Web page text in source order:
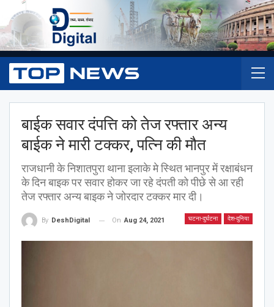
बाईक सवार दंपत्ति को तेज रफ्तार अन्य
बाईक ने मारी टक्कर, पत्नि की मौत
राजधानी के निशातपुरा थाना इलाके मे स्थित भानपुर में रक्षाबंधन
के दिन बाइक पर सवार होकर जा रहे दंपती को पीछे से आ रही
तेज रफ्तार अन्य बाइक ने जोरदार टक्कर मार दी।
घटना-दुर्घटना देश-दुनिया
By DeshDigital On Aug 24, 2021